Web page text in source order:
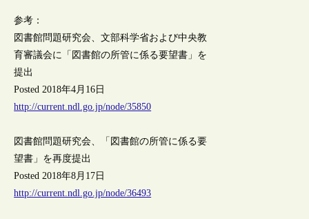
参考：
図書館問題研究会、文部科学省および中央教
育審議会に「図書館の所管に係る要望書」を
提出
Posted 2018年4月16日
http://current.ndl.go.jp/node/35850
図書館問題研究会、「図書館の所管に係る要
望書」を再度提出
Posted 2018年8月17日
http://current.ndl.go.jp/node/36493